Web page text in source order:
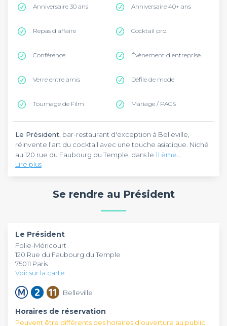
Anniversaire 30 ans Anniversaire 40+ ans
Repas d'affaire Cocktail pro.
Conférence Évènement d'entreprise
Verre entre amis Défile de mode
Tournage de Film Mariage / PACS
Le Président , bar-restaurant d'exception à Belleville,
réinvente l'art du cocktail avec une touche asiatique. Niché
au 120 rue du Faubourg du Temple, dans le 11 ème
arrondissement
lounge dans un décor inspiré de la Cité Interdite. Son
spot idéal pour vos afterworks et soirées de groupe.
Pouvant accueillir jusqu'à 300 personnes,Le Présidentse
raffinées accompagnent vos événements d'entreprise et
Lire plus
Se rendre au Président
Le Président
Folie-Méricourt
120 Rue du Faubourg du Temple
75011 Paris
Voir sur la carte
Belleville
Horaires de réservation
Peuvent être différents des horaires d'ouverture au public